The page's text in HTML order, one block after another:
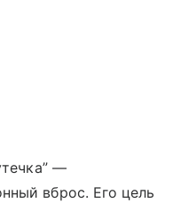
—
вброс. Его цель